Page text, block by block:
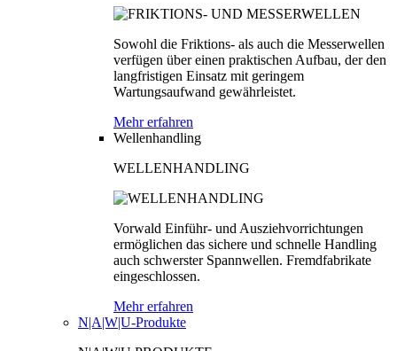
Sowohl die Friktions- als auch die Messerwellen
verfügen über einen praktischen Aufbau, der den
langfristigen Einsatz mit geringem
Wartungsaufwand gewährleistet.
Mehr erfahren
Wellenhandling
WELLENHANDLING
Vorwald Einführ- und Ausziehvorrichtungen
ermöglichen das sichere und schnelle Handling
auch schwerster Spannwellen. Fremdfabrikate
eingeschlossen.
Mehr erfahren
N|A|W|U-Produkte